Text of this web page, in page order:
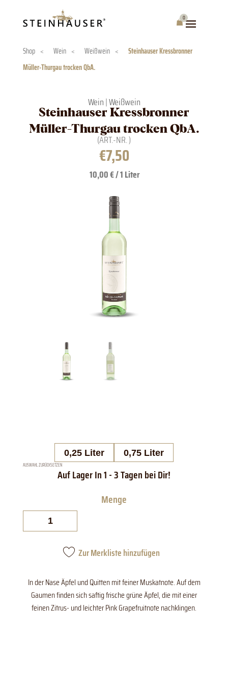
0
Warenkorb
Shop < Wein < Weißwein <
Steinhauser Kressbronner
Müller-Thurgau trocken QbA.
Wein|Weißwein
Steinhauser Kressbronner
Müller-Thurgau trocken QbA.
(ART.-NR.)
€7,50
10,00 € / 1 Liter
0,25 Liter 0,75 Liter
AUSWAHL ZURÜCKSETZEN
Thurgau
QbA.
Zur Merkliste hinzufügen
In der Nase Äpfel und Quitten mit feiner Muskatnote. Auf dem
Gaumen finden sich saftig frische grüne Äpfel, die mit einer
feinen Zitrus- und leichter Pink Grapefruitnote nachklingen.